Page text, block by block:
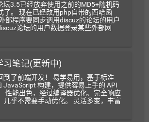
坛3.5已经放弃使用之前的MD5+随机码
了。 现在已经改用php自带的西哈函
部程序要同步调用discuz的论坛的用户
论坛的用户数据登录某些外部网
习笔记(更新中)
到了前端开发！ 易学易用，基于标准
JavaScript 构建，提供容易上手的 API
性能出色，经过编译器优化、完全响应
几乎不需要手动优化。 灵活多变，丰富